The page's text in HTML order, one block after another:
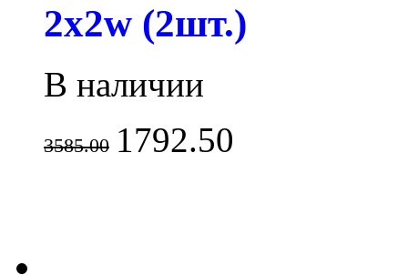
2x2w (2шт.)
В наличии
3585.00 1792.50